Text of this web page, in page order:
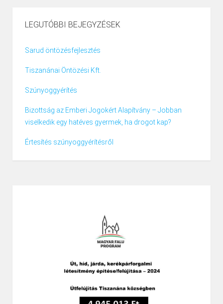
LEGUTÓBBI BEJEGYZÉSEK
Sarud öntözésfejlesztés
Tiszanánai Öntözési Kft.
Szúnyoggyérítés
Bizottság az Emberi Jogokért Alapítvány – Jobban
viselkedik egy hatéves gyermek, ha drogot kap?
Értesítés szúnyoggyérítésről